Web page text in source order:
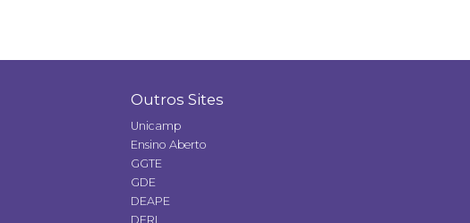
Outros Sites
Unicamp
Ensino Aberto
GGTE
GDE
DEAPE
DERI